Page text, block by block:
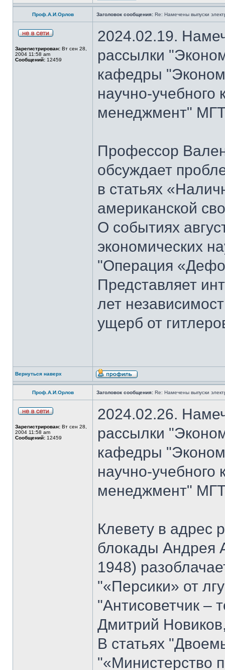
Проф.А.И.Орлов Заголовок сообщения: Re: Намечены выпуски
Зарегистрирован: Вт сен 28,
2004 11:58 am
Сообщений: 12459
2024.02.19.
рассылки
кафедры
научно-
менеджмент"
Профессор
обсуждает
в статьях
американской
О событиях
экономических
"Операция
Представляет
лет
ущерб от
Вернуться наверх
Проф.А.И.Орлов Заголовок сообщения: Re: Намечены выпуски
Зарегистрирован: Вт сен 28,
2004 11:58 am
Сообщений: 12459
2024.02.26.
рассылки
кафедры
научно-
менеджмент"
Клевету в адрес
блокады Андрея
1948)
"«Персики» от
"Антисоветчик –
Дмитрий
В статьях
"«Министерство